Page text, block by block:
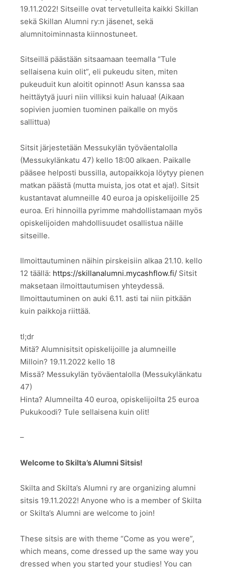
19.11.2022! Sitseille ovat tervetulleita kaikki Skillan
sekä Skillan Alumni ry:n jäsenet, sekä
alumnitoiminnasta kiinnostuneet.
Sitseillä päästään sitsaamaan teemalla “Tule
sellaisena kuin olit”, eli pukeudu siten, miten
pukeuduit kun aloitit opinnot! Asun kanssa saa
heittäytyä juuri niin villiksi kuin haluaa! (Aikaan
sopivien juomien tuominen paikalle on myös
sallittua)
Sitsit järjestetään Messukylän työväentalolla
(Messukylänkatu 47) kello 18:00 alkaen. Paikalle
pääsee helposti bussilla, autopaikkoja löytyy pienen
matkan päästä (mutta muista, jos otat et aja!). Sitsit
kustantavat alumneille 40 euroa ja opiskelijoille 25
euroa. Eri hinnoilla pyrimme mahdollistamaan myös
opiskelijoiden mahdollisuudet osallistua näille
sitseille.
Ilmoittautuminen näihin pirskeisiin alkaa 21.10. kello
12 täällä: https://skillanalumni.mycashflow.fi/ Sitsit
maksetaan ilmoittautumisen yhteydessä.
Ilmoittautuminen on auki 6.11. asti tai niin pitkään
kuin paikkoja riittää.
tl;dr
Mitä? Alumnisitsit opiskelijoille ja alumneille
Milloin? 19.11.2022 kello 18
Missä? Messukylän työväentalolla (Messukylänkatu
47)
Hinta? Alumneilta 40 euroa, opiskelijoilta 25 euroa
Pukukoodi? Tule sellaisena kuin olit!
–
Welcome to Skilta’s Alumni Sitsis!
Skilta and Skilta’s Alumni ry are organizing alumni
sitsis 19.11.2022! Anyone who is a member of Skilta
or Skilta’s Alumni are welcome to join!
These sitsis are with theme “Come as you were”,
which means, come dressed up the same way you
dressed when you started your studies! You can